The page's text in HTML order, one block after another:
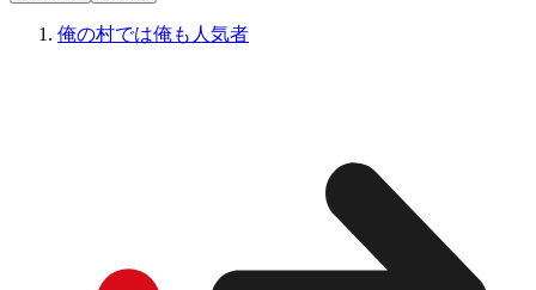
俺の村では俺も人気者